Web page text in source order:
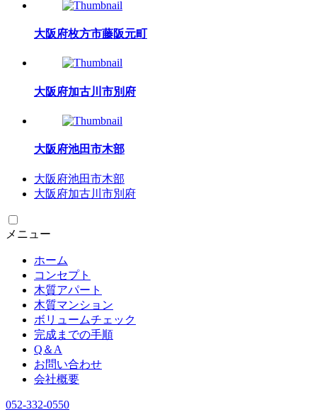
大阪府枚方市藤阪元町
大阪府加古川市別府
大阪府池田市木部
大阪府池田市木部
大阪府加古川市別府
メニュー
ホーム
コンセプト
木質アパート
木質マンション
ボリュームチェック
完成までの手順
Q＆A
お問い合わせ
会社概要
052-332-0550